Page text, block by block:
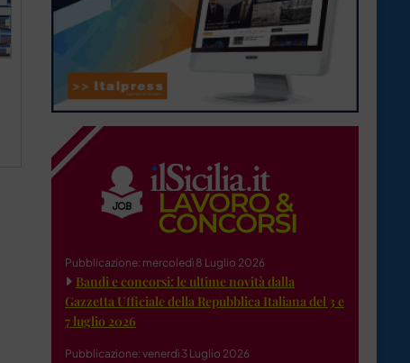
Pubblicazione: mercoledì 8 Luglio 2026
Bandi e concorsi: le ultime novità dalla
Gazzetta Ufficiale della Repubblica Italiana del 3 e
7 luglio 2026
Pubblicazione: venerdì 3 Luglio 2026